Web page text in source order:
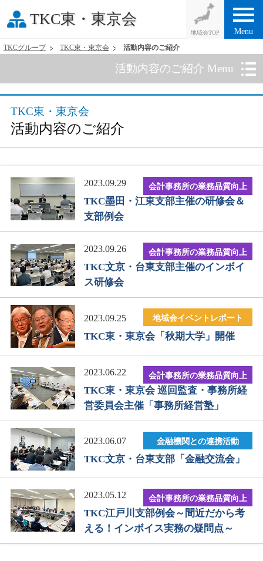
TKC東・東京会 menu
Menu
TKCグループ TKC東・東京会 活動内容のご紹介
活動内容のご紹介 Menu
TKC東・東京会
活動内容のご紹介
会計事務所の業務品質向上
2023.09.29
TKC墨田・江東支部主催の研修会＆
支部例会
会計事務所の業務品質向上
2023.09.26
TKC文京・台東支部主催のインボイ
ス研修会
地域会イベントレポート
2023.09.25
TKC東・東京会「秋期大学」開催
会計事務所の業務品質向上
2023.06.22
TKC東・東京会 巡回監査・事務所経
営委員会主催「事務所経営塾」
金融機関との連携活動
2023.06.07
TKC文京・台東支部「金融交流会」
会計事務所の業務品質向上
2023.05.12
TKC江戸川支部例会～間近だから考
える！インボイス実務の疑問点～